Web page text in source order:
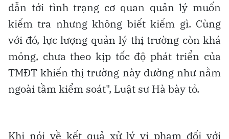
dẫn tới tình trạng cơ quan quản lý muốn
kiểm tra nhưng không biết kiểm gì. Cùng
với đó, lực lượng quản lý thị trường còn khá
mỏng, chưa theo kịp tốc độ phát triển của
TMĐT khiến thị trường này dường như nằm
ngoài tầm kiểm soát", Luật sư Hà bày tỏ.
Khi nói về kết quả xử lý vi phạm đối với